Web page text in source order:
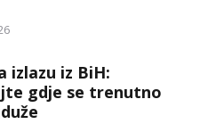
izlazu iz BiH:
gdje se trenutno